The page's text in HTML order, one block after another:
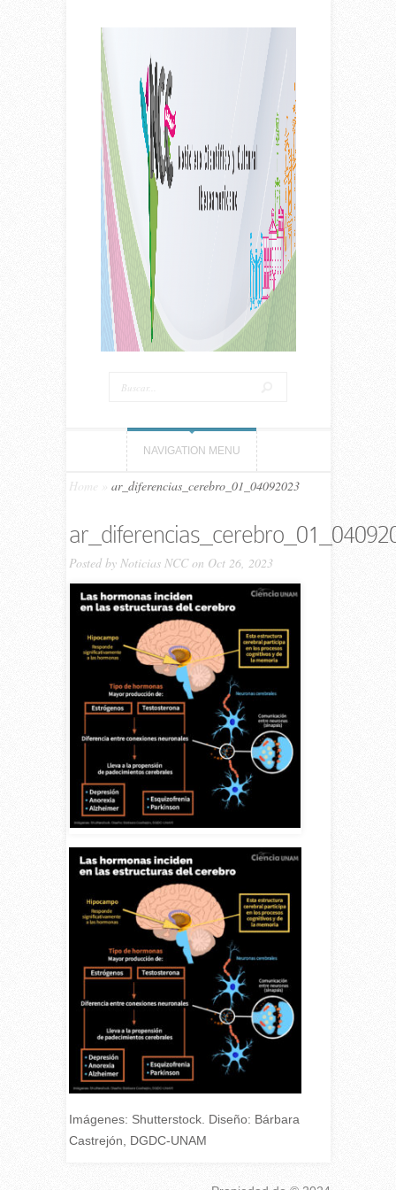
NAVIGATION MENU
Home ar_diferencias_cerebro_01_04092023
Posted by Noticias NCCon Oct 26, 2023
Imágenes: Shutterstock. Diseño: Bárbara
Castrejón, DGDC-UNAM